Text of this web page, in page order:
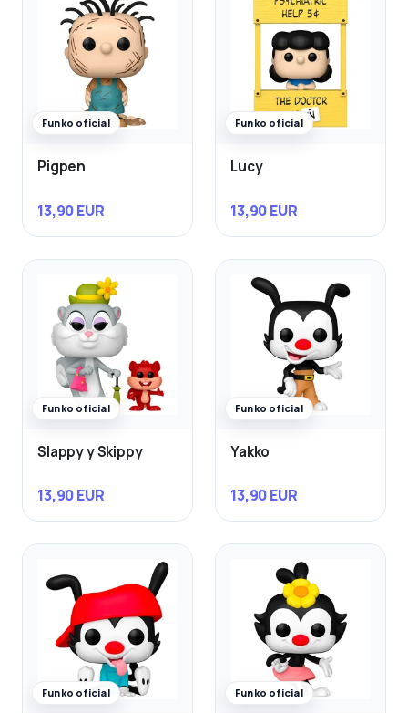
Funko oficial
Pigpen
13,90 EUR
Funko oficial
Lucy
13,90 EUR
Funko oficial
Slappy y Skippy
13,90 EUR
Funko oficial
Yakko
13,90 EUR
Funko oficial Funko oficial